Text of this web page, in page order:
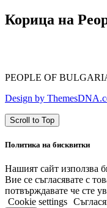
Корица на
PEOPLE OF
Design by
Scroll to Top
Политика на бисквитки
Нашият сайт използва
Вие се съгласявате с
потвърждавате че сте
Cookie settings